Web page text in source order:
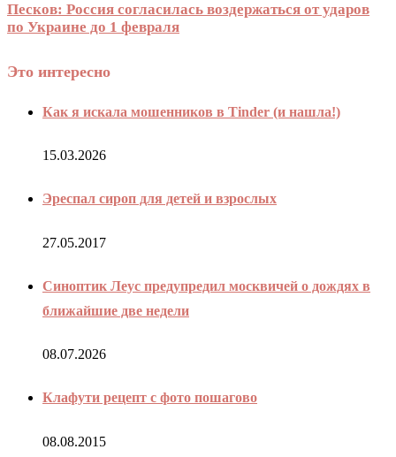
Песков: Россия согласилась воздержаться от ударов
по Украине до 1 февраля
Это интересно
Как я искала мошенников в Tinder (и нашла!)
15.03.2026
Эреспал сироп для детей и взрослых
27.05.2017
Синоптик Леус предупредил москвичей о дождях в
ближайшие две недели
08.07.2026
Клафути рецепт с фото пошагово
08.08.2015